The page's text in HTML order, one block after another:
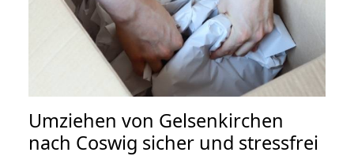
Umziehen von Gelsenkirchen
nach Coswig sicher und stressfrei